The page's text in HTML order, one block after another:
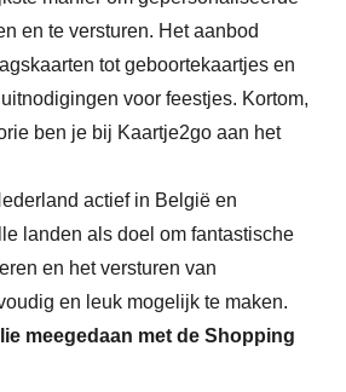
en te versturen. Het aanbod
tot geboortekaartjes en
voor feestjes. Kortom,
ben je bij Kaartje2go aan het
actief in België en
landen als doel om fantastische
en het versturen van
en leuk mogelijk te maken.
meegedaan met de Shopping